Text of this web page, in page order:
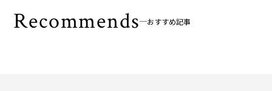
Recommends おすすめ記事